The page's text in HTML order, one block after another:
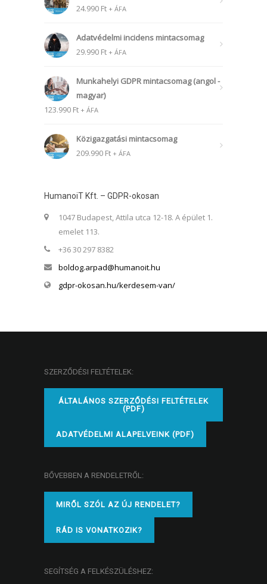
24.990 Ft + ÁFA
Adatvédelmi incidens mintacsomag
29.990 Ft + ÁFA
Munkahelyi GDPR mintacsomag (angol -
magyar)
123.990 Ft + ÁFA
Közigazgatási mintacsomag
209.990 Ft + ÁFA
HumanoiT Kft. – GDPR-okosan
1047 Budapest, Attila utca 12-18. A épület 1.
emelet 113.
+36 30 297 8382
boldog.arpad@humanoit.hu
gdpr-okosan.hu/kerdesem-van/
SZERZŐDÉSI FELTÉTELEK:
ÁLTALÁNOS SZERZŐDÉSI FELTÉTELEK
(PDF)
ADATVÉDELMI ALAPELVEINK (PDF)
BŐVEBBEN A RENDELETRŐL:
MIRŐL SZÓL AZ ÚJ RENDELET?
RÁD IS VONATKOZIK?
SEGÍTSÉG A FELKÉSZÜLÉSHEZ: